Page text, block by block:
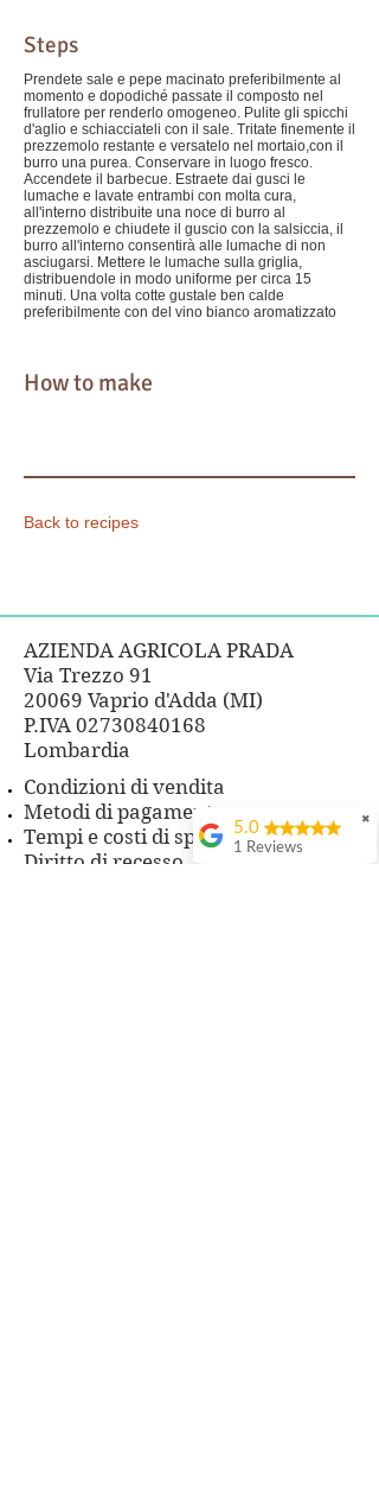
Steps
Prendete sale e pepe macinato preferibilmente al
momento e dopodiché passate il composto nel
frullatore per renderlo omogeneo. Pulite gli spicchi
d'aglio e schiacciateli con il sale. Tritate finemente il
prezzemolo restante e versatelo nel mortaio,con il
burro una purea. Conservare in luogo fresco.
Accendete il barbecue. Estraete dai gusci le
lumache e lavate entrambi con molta cura,
all'interno distribuite una noce di burro al
prezzemolo e chiudete il guscio con la salsiccia, il
burro all'interno consentirà alle lumache di non
asciugarsi. Mettere le lumache sulla griglia,
distribuendole in modo uniforme per circa 15
minuti. Una volta cotte gustale ben calde
preferibilmente con del vino bianco aromatizzato
How to make
Back to recipes
AZIENDA AGRICOLA PRADA
Via Trezzo 91
20069 Vaprio d'Adda (MI)
P.IVA 02730840168
Lombardia
Condizioni di vendita
Metodi di pagamento
Tempi e costi di spedizione
Diritto di recesso
✖
5.0
1 Reviews